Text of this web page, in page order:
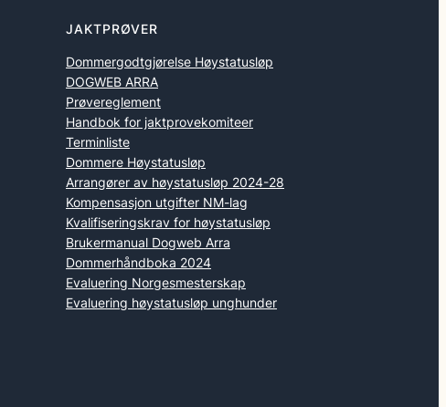
JAKTPRØVER
Dommergodtgjørelse Høystatusløp
DOGWEB ARRA
Prøvereglement
Handbok for jaktprovekomiteer
Terminliste
Dommere Høystatusløp
Arrangører av høystatusløp 2024-28
Kompensasjon utgifter NM-lag
Kvalifiseringskrav for høystatusløp
Brukermanual Dogweb Arra
Dommerhåndboka 2024
Evaluering Norgesmesterskap
Evaluering høystatusløp unghunder